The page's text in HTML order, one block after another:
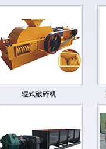
辊式破碎机